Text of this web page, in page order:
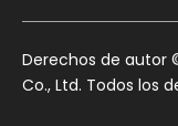
​Derechos de autor
Co., Ltd. Todos los